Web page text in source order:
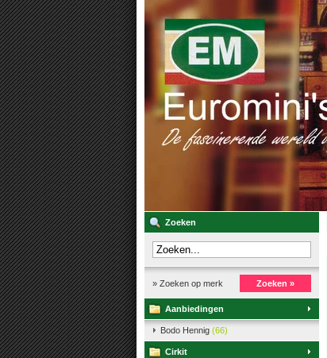
Zoeken
» Zoeken op merk Zoeken »
Aanbiedingen
Bodo Hennig (66)
Cirkit